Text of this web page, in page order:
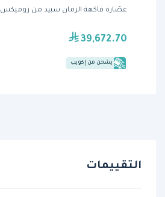
عصّارة فاكهة الرمان سبيد من زوميكس
39,672.70
يشحن من إكويب
التقييمات